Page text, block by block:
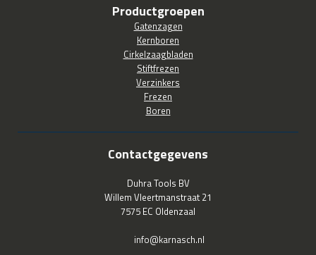
Productgroepen
Gatenzagen
Kernboren
Cirkelzaagbladen
Stiftfrezen
Verzinkers
Frezen
Boren
Contactgegevens
Duhra Tools BV
Willem Vleertmanstraat 21
7575 EC Oldenzaal
info@karnasch.nl